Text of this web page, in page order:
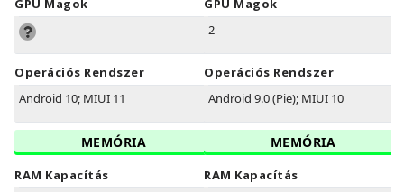
GPU Magok
Operációs Rendszer
Android 10; MIUI 11
MEMÓRIA
RAM Kapacítás
GPU Magok
2
Operációs Rendszer
Android 9.0 (Pie); MIUI 10
MEMÓRIA
RAM Kapacítás